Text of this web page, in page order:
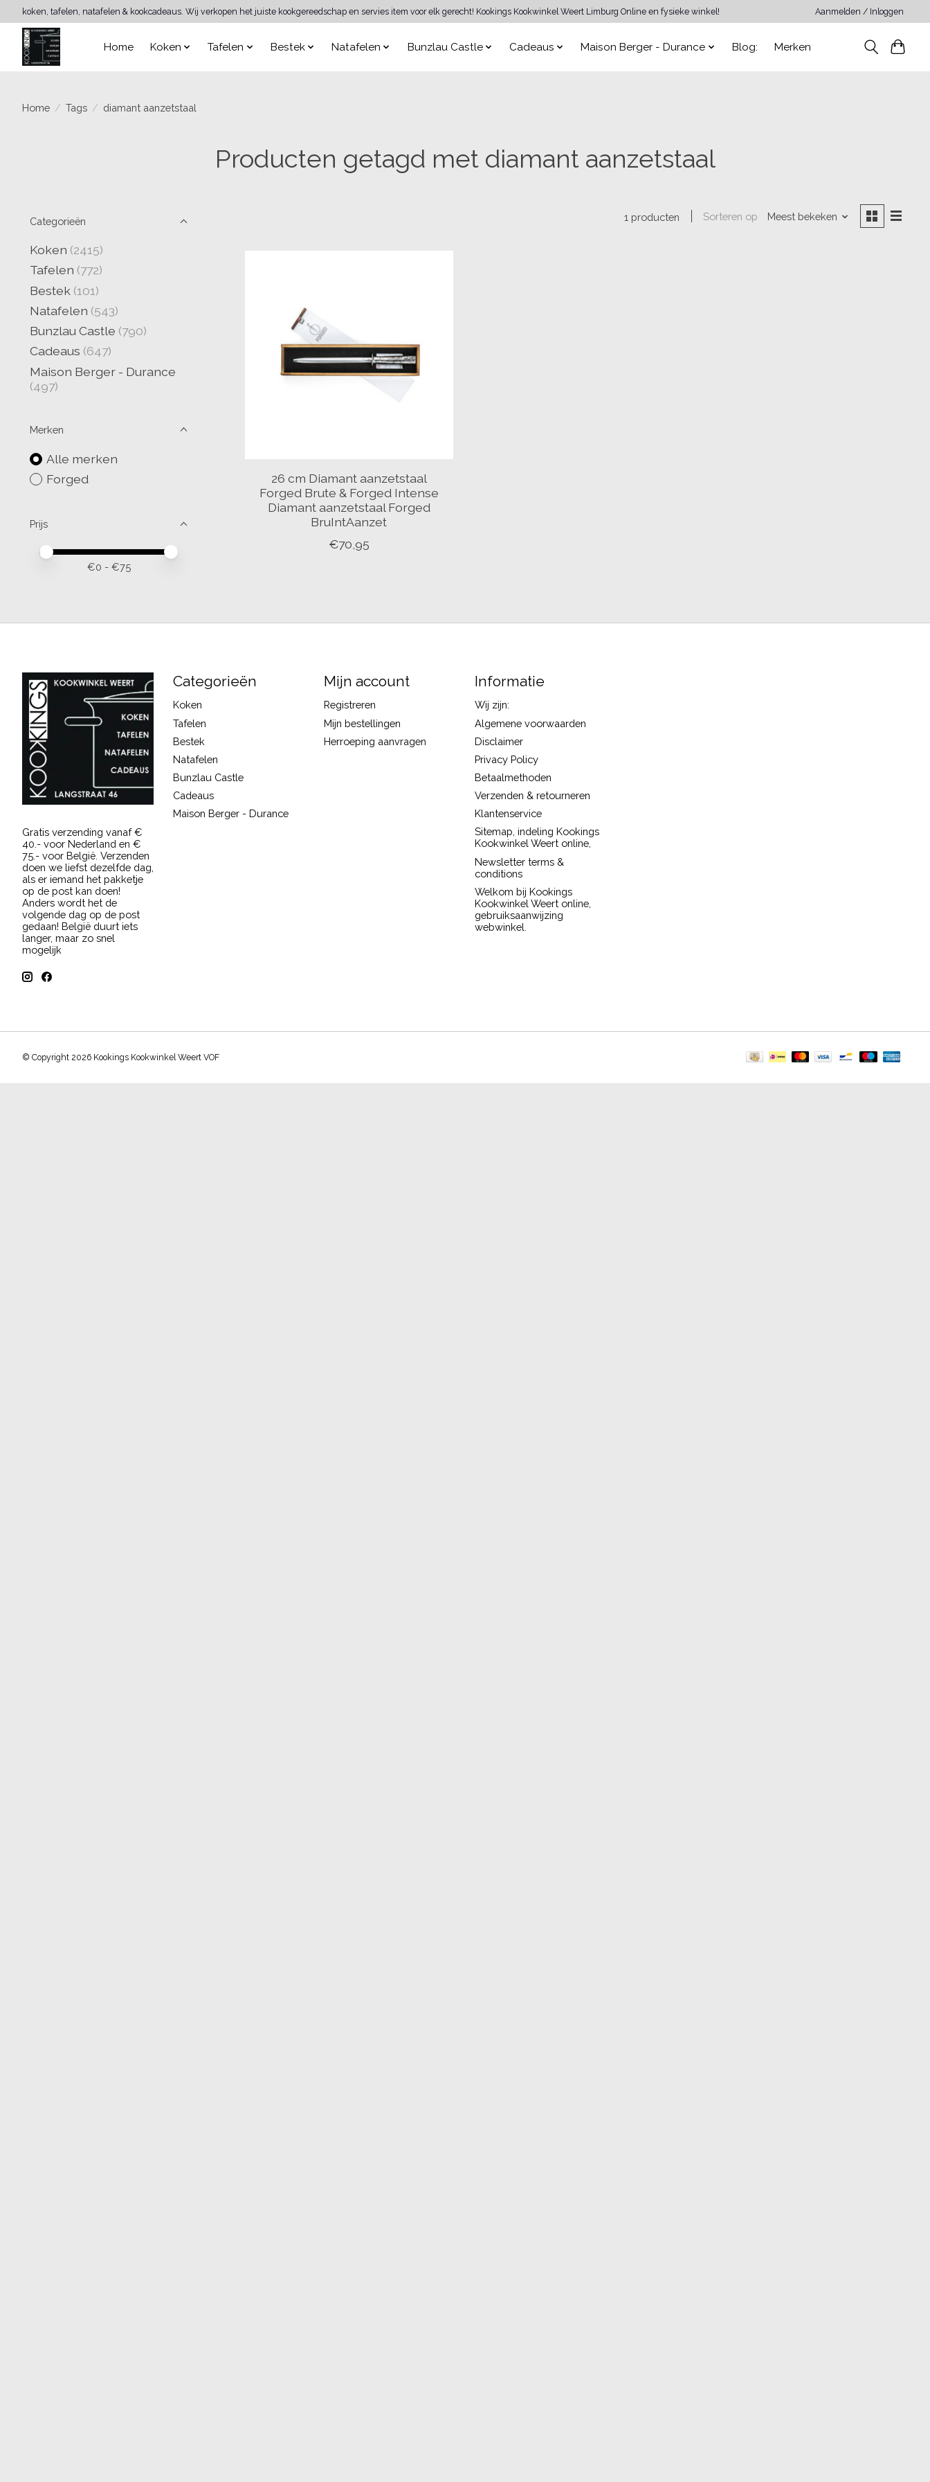
koken, tafelen, natafelen & kookcadeaus. Wij verkopen het juiste kookgereedschap en servies item voor elk gerecht! Kookings Kookwinkel Weert Limburg Online en fysieke winkel! Aanmelden / Inloggen
Home Koken Tafelen Bestek Natafelen Bunzlau Castle Cadeaus Maison Berger - Durance Blog: Merken
Home / Tags / diamant aanzetstaal
Producten getagd met diamant aanzetstaal
Categorieën
Koken (2415)
Tafelen (772)
Bestek (101)
Natafelen (543)
Bunzlau Castle (790)
Cadeaus (647)
Maison Berger - Durance
(497)
Merken
Alle merken
Forged
Prijs
Minimale prijswaarde
Price maximum value
€0 - €75
1 producten Sorteren op Meest bekeken
26 cm Diamant aanzetstaal
Forged Brute & Forged Intense
Diamant aanzetstaal Forged
BruIntAanzet
€70,95
Gratis verzending vanaf €
40.- voor Nederland en €
75.- voor België. Verzenden
doen we liefst dezelfde dag,
als er iemand het pakketje
op de post kan doen!
Anders wordt het de
volgende dag op de post
gedaan! België duurt iets
langer, maar zo snel
mogelijk
Categorieën
Koken
Tafelen
Bestek
Natafelen
Bunzlau Castle
Cadeaus
Maison Berger - Durance
Mijn account
Registreren
Mijn bestellingen
Herroeping aanvragen
Informatie
Wij zijn:
Algemene voorwaarden
Disclaimer
Privacy Policy
Betaalmethoden
Verzenden & retourneren
Klantenservice
Sitemap, indeling Kookings
Kookwinkel Weert online,
Newsletter terms &
conditions
Welkom bij Kookings
Kookwinkel Weert online,
gebruiksaanwijzing
webwinkel.
© Copyright 2026 Kookings Kookwinkel Weert VOF